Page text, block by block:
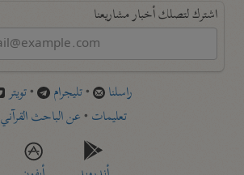
اشترك لتصلك أخبار مشاريعنا
راسلنا •تليجرام •تويتر
تعليمات •عن الباحث القرآني